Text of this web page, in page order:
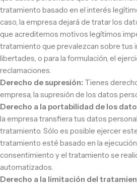
tratamiento basado en el interés
caso, la empresa dejará de tratar los
que acreditemos motivos legítimos
tratamiento que prevalezcan sobre tus
libertades, o para la formulación, el
reclamaciones.
Derecho de supresión: Tienes
empresa, la supresión de los datos
Derecho a la portabilidad de los
la empresa transfiera tus datos
tratamiento. Sólo es posible ejercer
tratamiento esté basado en la
consentimiento y el tratamiento se
automatizados.
Derecho a la limitación del